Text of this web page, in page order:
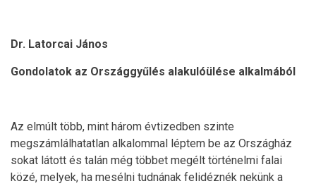
Dr. Latorcai János
Gondolatok az Országgyűlés alakulóülése alkalmából
Az elmúlt több, mint három évtizedben szinte
megszámlálhatatlan alkalommal léptem be az Országház
sokat látott és talán még többet megélt történelmi falai
közé, melyek, ha mesélni tudnának felidéznék nekünk a